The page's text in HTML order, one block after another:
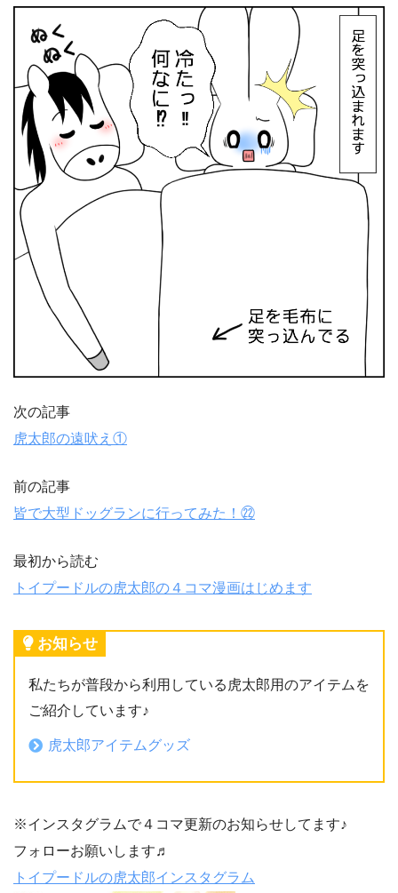
次の記事
虎太郎の遠吠え①
前の記事
皆で大型ドッグランに行ってみた！㉒
最初から読む
トイプードルの虎太郎の４コマ漫画はじめます
お知らせ
私たちが普段から利用している虎太郎用のアイテムを
ご紹介しています♪
虎太郎アイテムグッズ
※インスタグラムで４コマ更新のお知らせしてます♪
フォローお願いします♬
トイプードルの虎太郎インスタグラム